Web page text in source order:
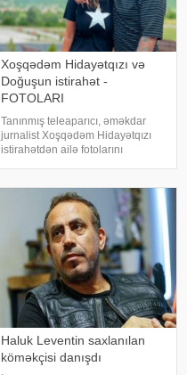
Xoşqədəm Hidayətqızı və
Doğuşun istirahət -
FOTOLARI
Tanınmış teleaparıcı, əməkdar
jurnalist Xoşqədəm Hidayətqızı
istirahətdən ailə fotolarını
başlığını yazıb. Fotolar böyük
maraqla qarşılanıb. Həmi
Haluk Leventin saxlanılan
köməkçisi danışdı